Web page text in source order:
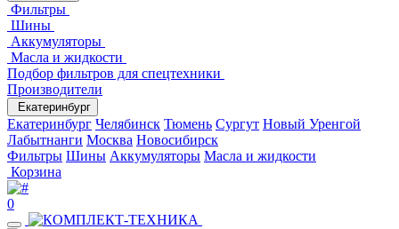
Фильтры
Шины
Аккумуляторы
Масла и жидкости
Подбор фильтров для спецтехники
Производители
Екатеринбург
Екатеринбург Челябинск Тюмень Сургут Новый Уренгой
Лабытнанги Москва Новосибирск
Фильтры Шины Аккумуляторы Масла и жидкости
Корзина
0